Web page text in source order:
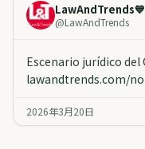
@LawAndTrends
Escenario jurídico del
lawandtrends.com/
2026年3月20日